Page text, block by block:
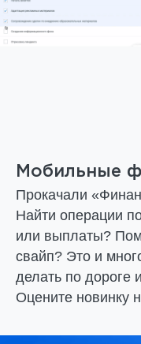
Мобильные
Прокачали
Найти операции
или выплаты?
свайп? Это и
делать по дороге
Оцените новинку